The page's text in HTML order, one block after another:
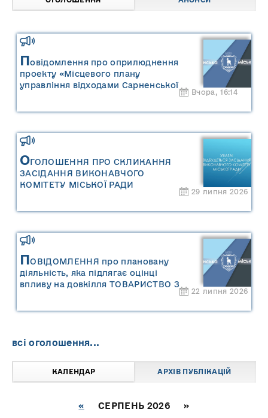
Повідомлення про оприлюднення
проекту «Місцевого плану
управління відходами Сарненської
міської територіальної громади» та
управління відходами Сарненської
міської територіальної громади»
Вчора, 16:14
ОГОЛОШЕННЯ ПРО СКЛИКАННЯ
ЗАСІДАННЯ ВИКОНАВЧОГО
КОМІТЕТУ МІСЬКОЇ РАДИ
29 липня 2026
ПОВІДОМЛЕННЯ про плановану
діяльність, яка підлягає оцінці
впливу на довкілля ТОВАРИСТВО З
22 липня 2026
всі оголошення...
КАЛЕНДАР АРХІВ ПУБЛІКАЦІЙ
« СЕРПЕНЬ 2026 »